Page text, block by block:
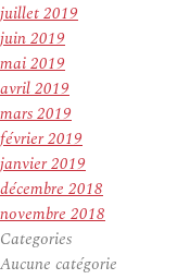
juillet 2019
juin 2019
mai 2019
avril 2019
mars 2019
février 2019
janvier 2019
décembre 2018
novembre 2018
Categories
Aucune catégorie